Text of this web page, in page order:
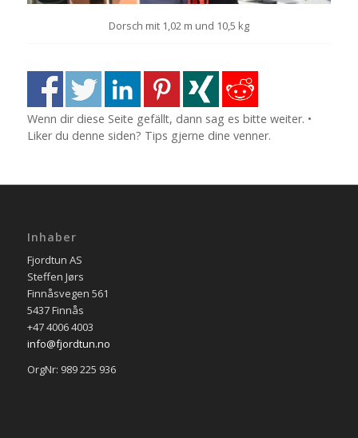
Dorsch mit1,02 m und 10,5 kg
Wenn dir diese Seite gefällt, dann sag es bitte weiter. •
Liker du denne siden? Tips gjerne dine venner.
Inhaber
Fjordtun AS
Steffen Jørs
Finnåsvegen 561
5437 Finnås
+47 4006 4003
info@fjordtun.no
OrgNr: 989 225 936